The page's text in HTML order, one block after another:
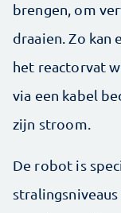
brengen, om
draaien. Zo kan
het reactorvat
via een kabel
zijn stroom.
De robot is